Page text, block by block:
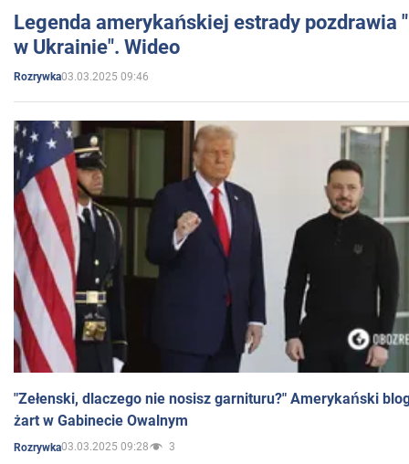
Legenda amerykańskiej estrady pozdrawia
w Ukrainie". Wideo
Rozrywka03.03.2025 09:46
"Zełenski, dlaczego nie nosisz garnituru?" Amerykański
żart w Gabinecie Owalnym
Rozrywka03.03.2025 09:28 3